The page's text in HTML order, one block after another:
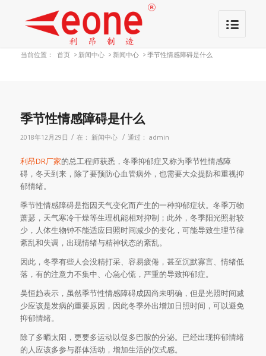
当前位置： 首页 > 新闻中心 > 新闻中心 > 季节性情感障碍是什么
季节性情感障碍是什么
2018年12月29日 / 在： 新闻中心 / 通过： admin
利昂DR厂家的总工程师获悉，冬季抑郁症又称为季节性情感障
碍，冬天到来，除了要预防心血管病外，也需要大众提防和重视抑
郁情绪。
季节性情感障碍是指因天气变化而产生的一种抑郁症状。冬季万物
萧瑟，天气寒冷干燥等生理机能相对抑制；此外，冬季阳光照射较
少，人体生物钟不能适应日照时间减少的变化，可能导致生理节律
紊乱和失调，出现情绪与精神状态的紊乱。
因此，冬季有些人会没精打采、容易疲倦，甚至沉默寡言、情绪低
落，有的注意力不集中、心急心慌，严重的导致抑郁症。
吴恒趋表示，虽然季节性情感障碍成因尚未明确，但是光照时间减
少应该是发病的重要原因，因此冬季外出增加日照时间，可以避免
抑郁情绪。
除了多晒太阳，更要多运动以促多巴胺的分泌。已经出现抑郁情绪
的人应该多参与群体活动，增加生活的仪式感。